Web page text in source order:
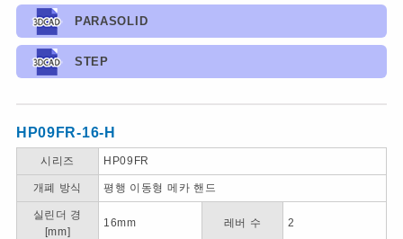
PARASOLID
STEP
HP09FR-16-H
시리즈 HP09FR
개폐 방식 평행 이동형 메카 핸드
실린더 경
[mm]
16mm 레버 수 2